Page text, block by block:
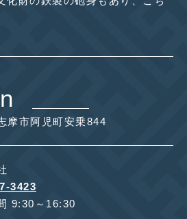
摩市阿児町安乗844
3423
9:30～16:30